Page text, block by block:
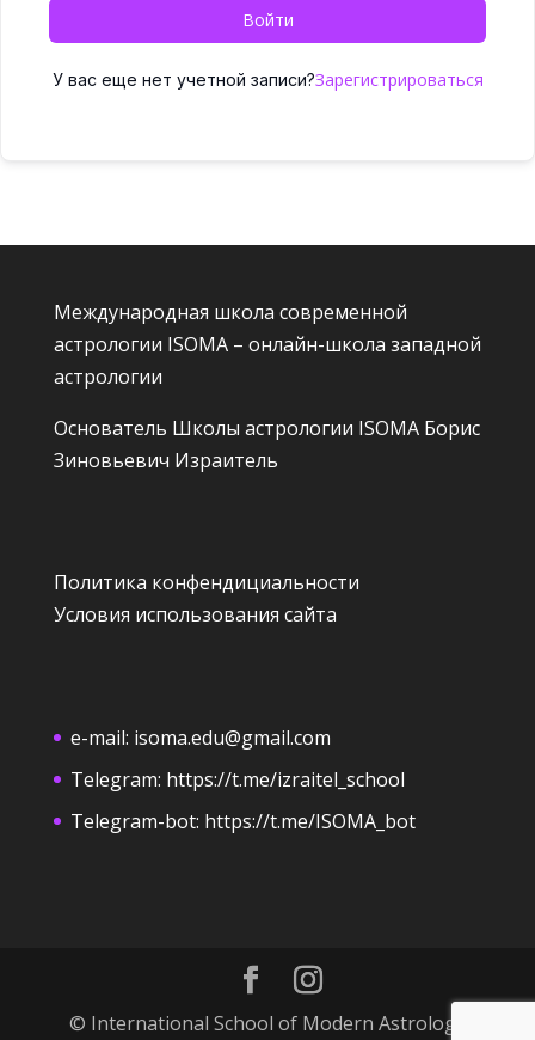
Войти
У вас еще нет учетной записи?Зарегистрироваться
Международная школа современной
астрологии ISOMA – онлайн-школа западной
астрологии
Основатель Школы астрологии ISOMA Борис
Зиновьевич Израитель
Политика конфендициальности
Условия использования сайта
e-mail: isoma.edu@gmail.com
Telegram: https://t.me/izraitel_school
Telegram-bot: https://t.me/ISOMA_bot
© International School of Modern Astrology